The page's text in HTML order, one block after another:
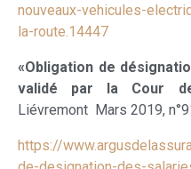
nouveaux-vehicules-
la-route.14447
«Obligation de
validé par la Cour
Liévremont Mars 2019,
https://